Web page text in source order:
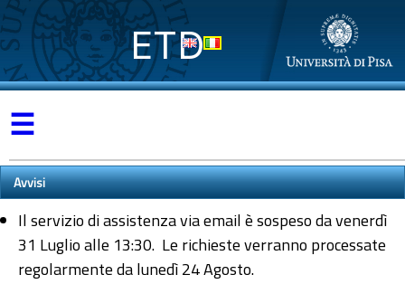
ETD
☰
Avvisi
Il servizio di assistenza via email è sospeso da venerdì
31 Luglio alle 13:30. Le richieste verranno processate
regolarmente da lunedì 24 Agosto.